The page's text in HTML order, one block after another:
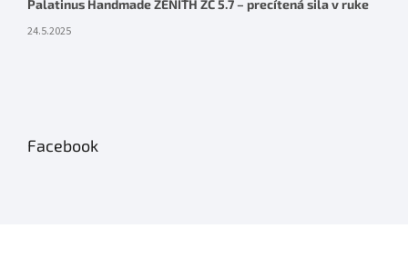
Palatinus Handmade ZENITH ZC 5.7 – precítená sila v ruke
24.5.2025
Facebook